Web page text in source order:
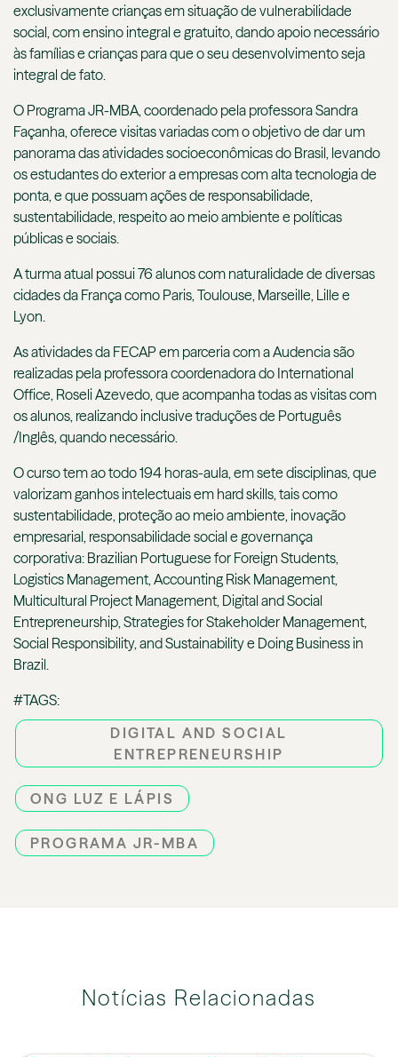
exclusivamente crianças em situação de vulnerabilidade
social, com ensino integral e gratuito, dando apoio necessário
às famílias e crianças para que o seu desenvolvimento seja
integral de fato.
O Programa JR-MBA, coordenado pela professora Sandra
Façanha, oferece visitas variadas com o objetivo de dar um
panorama das atividades socioeconômicas do Brasil, levando
os estudantes do exterior a empresas com alta tecnologia de
ponta, e que possuam ações de responsabilidade,
sustentabilidade, respeito ao meio ambiente e políticas
públicas e sociais.
A turma atual possui 76 alunos com naturalidade de diversas
cidades da França como Paris, Toulouse, Marseille, Lille e
Lyon.
As atividades da FECAP em parceria com a Audencia são
realizadas pela professora coordenadora do International
Office, Roseli Azevedo, que acompanha todas as visitas com
os alunos, realizando inclusive traduções de Português
/Inglês, quando necessário.
O curso tem ao todo 194 horas-aula, em sete disciplinas, que
valorizam ganhos intelectuais em hard skills, tais como
sustentabilidade, proteção ao meio ambiente, inovação
empresarial, responsabilidade social e governança
corporativa: Brazilian Portuguese for Foreign Students,
Logistics Management, Accounting Risk Management,
Multicultural Project Management, Digital and Social
Entrepreneurship, Strategies for Stakeholder Management,
Social Responsibility, and Sustainability e Doing Business in
Brazil.
#TAGS:
DIGITAL AND SOCIAL
ENTREPRENEURSHIP
ONG LUZ E LÁPIS
PROGRAMA JR-MBA
Notícias Relacionadas